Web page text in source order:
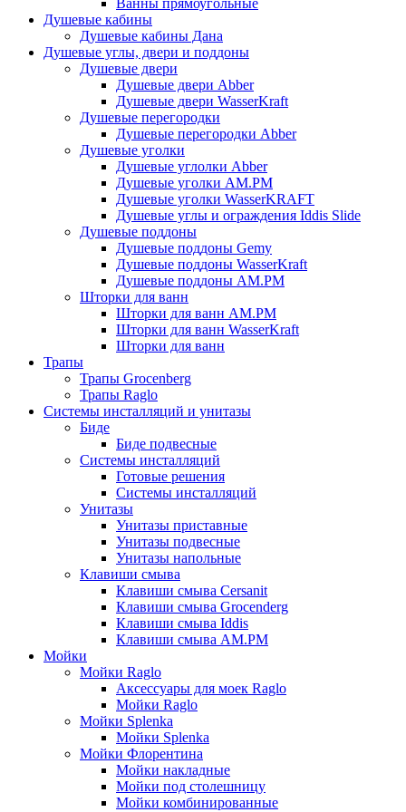
Душевые кабины
Душевые кабины Дана
Душевые углы, двери и поддоны
Душевые двери
Душевые двери Abber
Душевые двери WasserKraft
Душевые перегородки
Душевые перегородки Abber
Душевые уголки
Душевые углолки Abber
Душевые уголки АМ.РМ
Душевые уголки WasserKRAFT
Душевые углы и ограждения Iddis Slide
Душевые поддоны
Душевые поддоны Gemy
Душевые поддоны WasserKraft
Душевые поддоны АМ.РМ
Шторки для ванн
Шторки для ванн АМ.РМ
Шторки для ванн WasserKraft
Шторки для ванн
Трапы
Трапы Grocenberg
Трапы Raglo
Системы инсталляций и унитазы
Биде
Биде подвесные
Системы инсталляций
Готовые решения
Системы инсталляций
Унитазы
Унитазы приставные
Унитазы подвесные
Унитазы напольные
Клавиши смыва
Клавиши смыва Cersanit
Клавиши смыва Grocenderg
Клавиши смыва Iddis
Клавиши смыва АМ.РМ
Мойки
Мойки Raglo
Аксессуары для моек Raglo
Мойки Raglo
Мойки Splenka
Мойки Splenka
Мойки Флорентина
Мойки накладные
Мойки под столешницу
Мойки комбинированные